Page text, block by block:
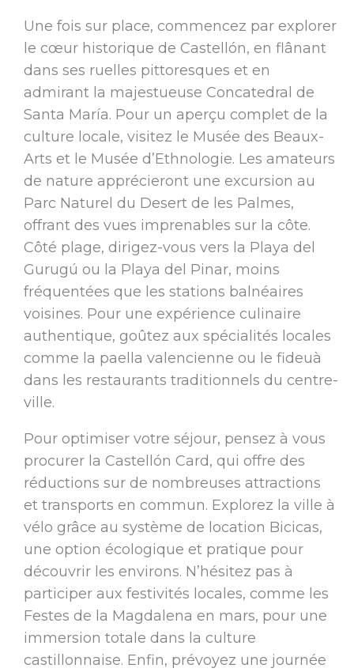
Une fois sur place, commencez par explorer
le cœur historique de Castellón, en flânant
dans ses ruelles pittoresques et en
admirant la majestueuse Concatedral de
Santa María. Pour un aperçu complet de la
culture locale, visitez le Musée des Beaux-
Arts et le Musée d’Ethnologie. Les amateurs
de nature apprécieront une excursion au
Parc Naturel du Desert de les Palmes,
offrant des vues imprenables sur la côte.
Côté plage, dirigez-vous vers la Playa del
Gurugú ou la Playa del Pinar, moins
fréquentées que les stations balnéaires
voisines. Pour une expérience culinaire
authentique, goûtez aux spécialités locales
comme la paella valencienne ou le fideuà
dans les restaurants traditionnels du centre-
ville.
Pour optimiser votre séjour, pensez à vous
procurer la Castellón Card, qui offre des
réductions sur de nombreuses attractions
et transports en commun. Explorez la ville à
vélo grâce au système de location Bicicas,
une option écologique et pratique pour
découvrir les environs. N’hésitez pas à
participer aux festivités locales, comme les
Festes de la Magdalena en mars, pour une
immersion totale dans la culture
castillonnaise. Enfin, prévoyez une journée